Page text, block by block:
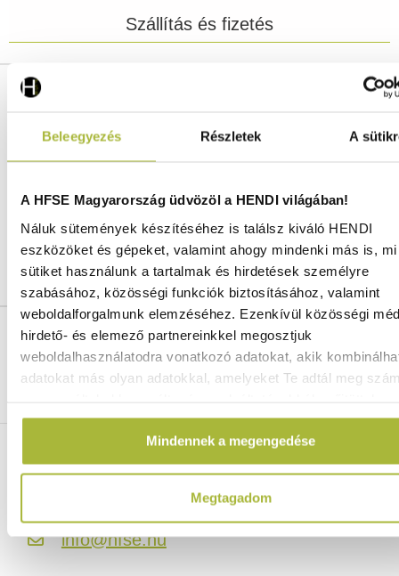
Beleegyezés Részletek A
A HFSE Magyarország üdvözöl a HENDI világában!
Náluk sütemények készítéséhez is találsz kiváló HENDI
eszközöket és gépeket, valamint ahogy mindenki más is,
sütiket használunk a tartalmak és hirdetések személyre
szabásához, közösségi funkciók biztosításához, valamint
weboldalforgalmunk elemzéséhez. Ezenkívül közösségi
hirdető- és elemező partnereinkkel megosztjuk
weboldalhasználatodra vonatkozó adatokat, akik
adatokat más olyan adatokkal, amelyeket Te adtál meg
Mindennek a megengedése
Megtagadom
Szállítás és fizetés
Cikkszám:
Hosszúság:
176 mm
Magasság:
Szín:Átlátszó
Vonalkód / GTIN azonosító:8711369873229
Vámtarifaszám: 39241000
Ingyenes szállítás 25 000 Ft felett
Szállítás akár 1 munkanapon belül
Mindig a legkedvezőbb HENDI árak
ELÉRHETŐSÉGEINK
info@hfse.hu